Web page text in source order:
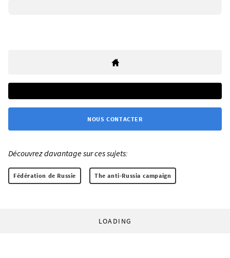
NOUS CONTACTER
Découvrez davantage sur ces sujets:
Fédération de Russie The anti-Russia campaign
LOADING